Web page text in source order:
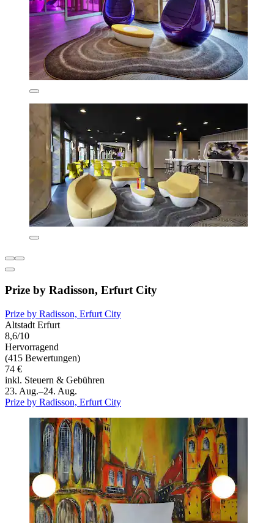
Prize by Radisson, Erfurt City
Prize by Radisson, Erfurt City
Altstadt Erfurt
8,6/10
Hervorragend
(415 Bewertungen)
74 €
inkl. Steuern & Gebühren
23. Aug.–24. Aug.
Prize by Radisson, Erfurt City